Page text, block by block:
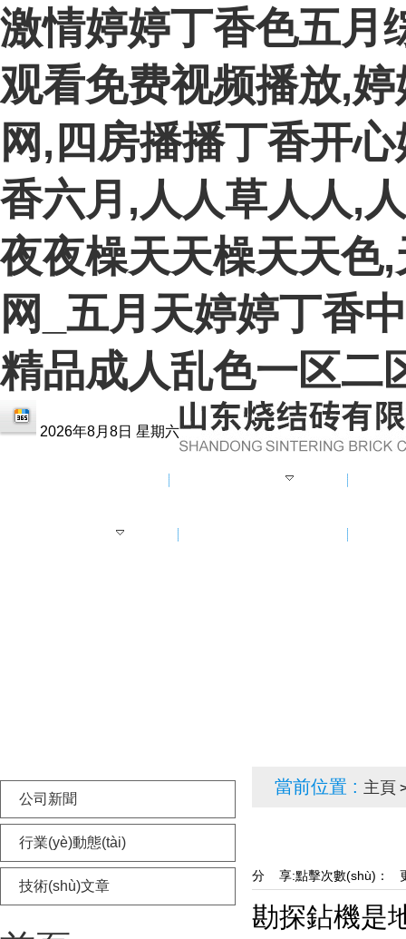
激情婷婷丁香色五月
观看免费视频播放,
网,四房播播丁香开
香六月,人人草人人,
夜夜橾天天橾天天色
网_五月天婷婷丁香
精品成人乱色一区二
2026年8月8日 星期六
企業(yè)概況
專利產(chǎn)品
當前位置 : 主頁
點擊次數(shù)：
分 享:
勘探鉆機是
公司新聞
行業(yè)動態(tài)
技術(shù)文章